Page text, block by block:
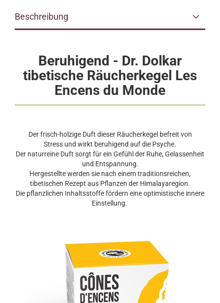
Beschreibung
Beruhigend - Dr. Dolkar
tibetische Räucherkegel Les
Encens du Monde
Der frisch-holzige Duft dieser Räucherkegel befreit von
Stress und wirkt beruhigend auf die Psyche.
Der naturreine Duft sorgt für ein Gefühl der Ruhe, Gelassenheit
und Entspannung.
Hergestellte werden sie nach einem traditionsreichen,
tibetischen Rezept aus Pflanzen der Himalayaregion.
Die pflanzlichen Inhaltsstoffe fördern eine optimistische innere
Einstellung.